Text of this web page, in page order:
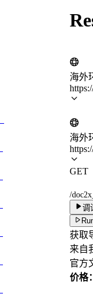
海外
海外
GET
/
调
获取
来自
官方
价格